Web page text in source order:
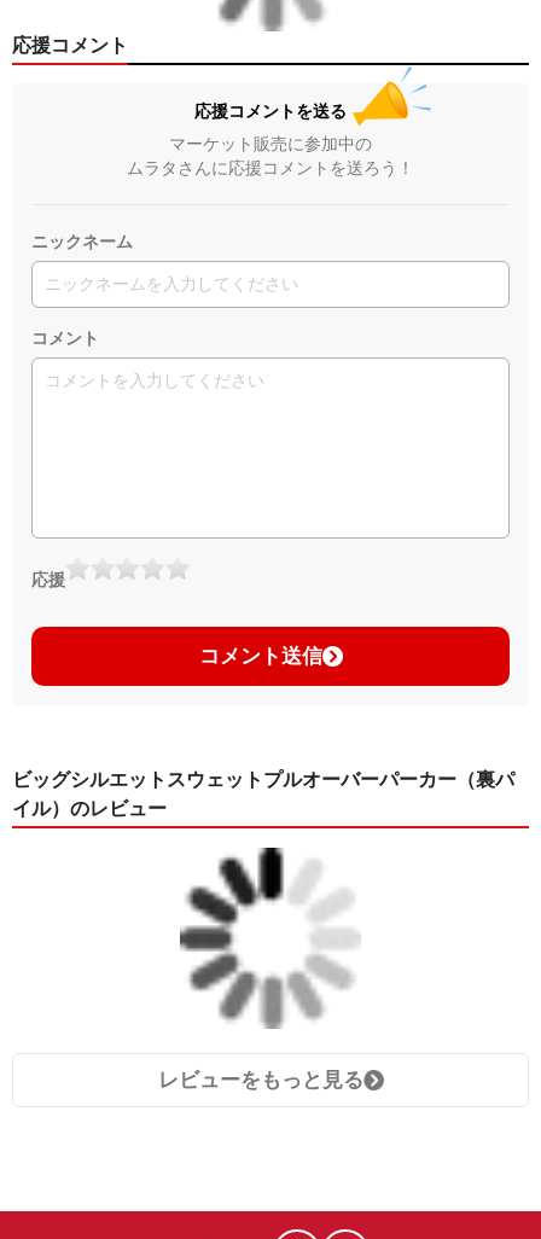
応援コメント
応援コメントを送る
マーケット販売に参加中の
ムラタさんに応援コメントを送ろう！
ニックネーム
コメント
応援
コメント送信
ビッグシルエットスウェットプルオーバーパーカー（裏パ
イル）のレビュー
レビューをもっと見る